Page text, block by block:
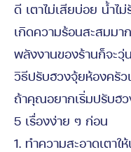
ดี เตาไม่เสียบ่อย น้ำไ
เกิดความร้อนสะสมมา
พลังงานของร้านก็จะวุ่
วิธีปรับฮวงจุ้ยห้องครั
ถ้าคุณอยากเริ่มปรับฮว
5 เรื่องง่าย ๆ ก่อน
1. ทำความสะอาดเตาใ